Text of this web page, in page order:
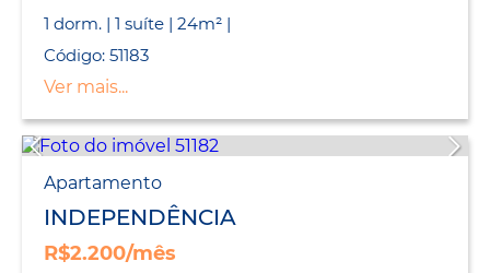
1 dorm. | 1 suíte | 24m² |
Código: 51183
Ver mais...
Apartamento
INDEPENDÊNCIA
R$2.200/mês